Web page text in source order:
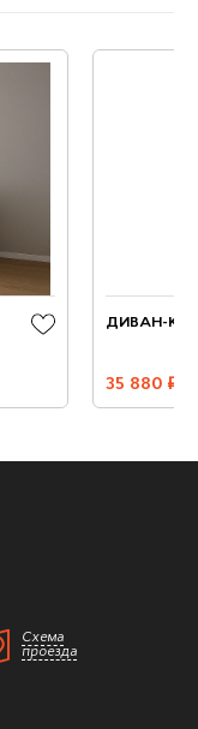
ДИВАН-
35 880 руб.
Схема
проезда